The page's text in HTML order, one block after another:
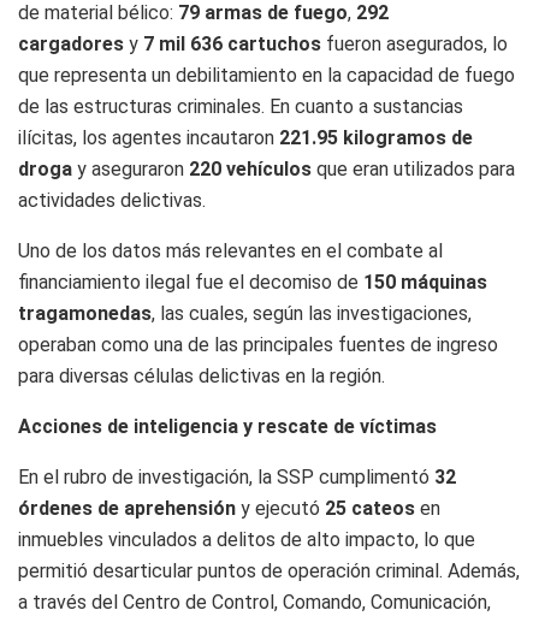
de material bélico: 79 armas de fuego, 292
cargadores y 7 mil 636 cartuchos fueron asegurados, lo
que representa un debilitamiento en la capacidad de fuego
de las estructuras criminales. En cuanto a sustancias
ilícitas, los agentes incautaron 221.95 kilogramos de
droga y aseguraron 220 vehículos que eran utilizados para
actividades delictivas.
Uno de los datos más relevantes en el combate al
financiamiento ilegal fue el decomiso de 150 máquinas
tragamonedas, las cuales, según las investigaciones,
operaban como una de las principales fuentes de ingreso
para diversas células delictivas en la región.
Acciones de inteligencia y rescate de víctimas
En el rubro de investigación, la SSP cumplimentó 32
órdenes de aprehensión y ejecutó 25 cateos en
inmuebles vinculados a delitos de alto impacto, lo que
permitió desarticular puntos de operación criminal. Además,
a través del Centro de Control, Comando, Comunicación,